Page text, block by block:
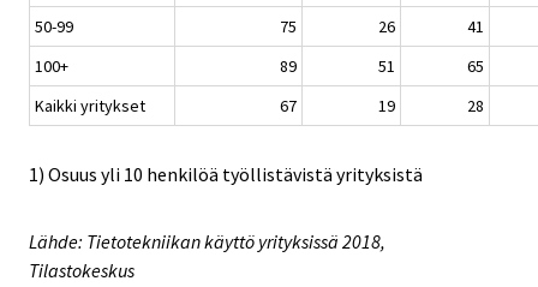
50-99
75 26
41
100+
89 51
65
Kaikki yritykset
67 19 28
1) Osuus yli 10 henkilöä työllistävistä yrityksistä
Lähde: Tietotekniikan käyttö yrityksissä 2018,
Tilastokeskus